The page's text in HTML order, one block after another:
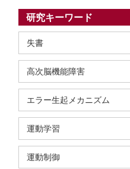
研究キーワード
失書
高次脳機能障害
エラー生起メカニズム
運動学習
運動制御